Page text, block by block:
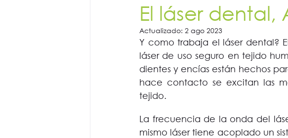
El láser dental,
Actualizado: 2 ago 2023
Y como trabaja el láser dental?
láser de uso seguro en tejido
dientes y encías están hechos
hace contacto se excitan las
tejido.
La frecuencia de la onda del
mismo láser tiene acoplado un